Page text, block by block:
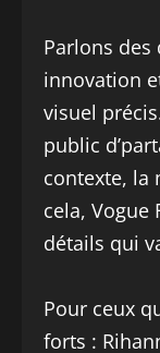
Parlons des
innovation
visuel
public
contexte, la
cela, Vogue
détails qui
Pour ceux
forts :